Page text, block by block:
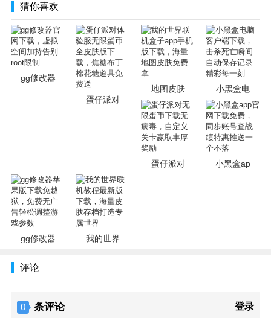
软件特色
1、小黑盒提供以不同游戏为话题的优质内容社区
2、专为游戏玩家定制的，集资讯百科、战绩查询、玩家社
区、游戏资料、H币商城为一体的专业应用
3、让有共同爱好的玩家能够一起分享快乐，创造更加精彩的
1、在平台上购买自己喜欢的游戏，可以享受到最真实的优惠
活动，有很大的折扣信息；
2、在平台的首届面定期会发布有关于游戏的最新资讯，能够
让游戏用户更多的去了解；
3、软件中所包含的手游资源应有尽有，有各种题材的，呆萌
宠物类的，仙侠类的，解密探索类的等等。
更新日志
猜你喜欢
gg修改器
蛋仔派对
地图皮肤 小黑盒电
蛋仔派对 小黑盒ap
gg修改器 我的世界
评论
0 条评论 登录